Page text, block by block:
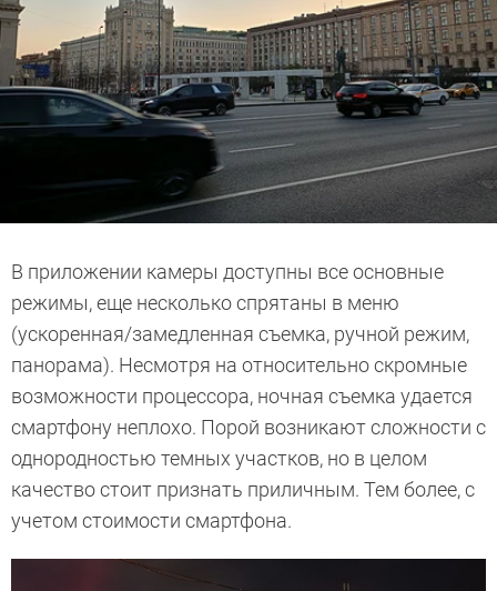
В приложении камеры доступны все основные
режимы, еще несколько спрятаны в меню
(ускоренная/замедленная съемка, ручной режим,
панорама). Несмотря на относительно скромные
возможности процессора, ночная съемка удается
смартфону неплохо. Порой возникают сложности с
однородностью темных участков, но в целом
качество стоит признать приличным. Тем более, с
учетом стоимости смартфона.